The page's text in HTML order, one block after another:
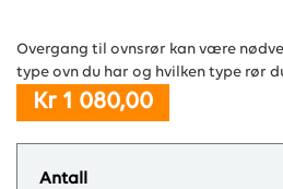
Overgang til ovnsrør kan være
type ovn du har og hvilken type rør
Kr 1 080,00
Antall